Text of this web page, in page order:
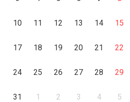
10 11 12 13 14 15
17 18 19 20 21 22
24 25 26 27 28 29
31 1 2 3 4 5